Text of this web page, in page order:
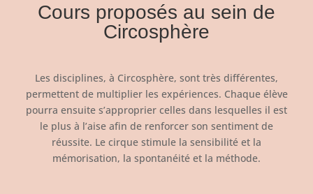
Cours proposés au sein de
Circosphère
Les disciplines, à Circosphère, sont très différentes,
permettent de multiplier les expériences. Chaque élève
pourra ensuite s’approprier celles dans lesquelles il est
le plus à l’aise afin de renforcer son sentiment de
réussite. Le cirque stimule la sensibilité et la
mémorisation, la spontanéité et la méthode.